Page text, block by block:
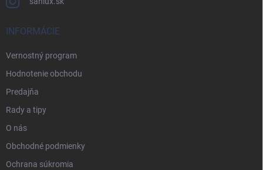
INFORMÁCIE
Vernostný program
Hodnotenie obchodu
Predajňa
Rady a tipy
O nás
Obchodné podmienky
Ochrana súkromia